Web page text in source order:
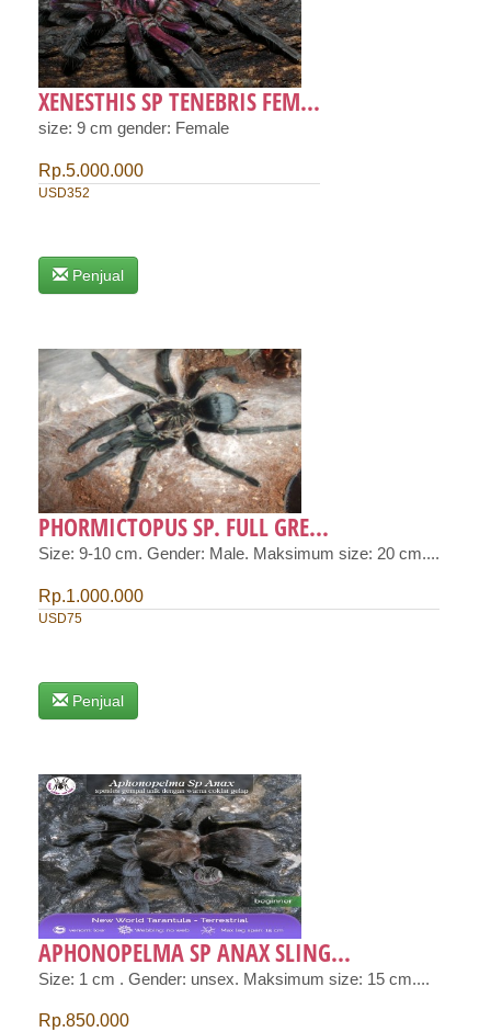
XENESTHIS SP TENEBRIS FEM...
size: 9 cm gender: Female
Rp.5.000.000
USD352
Penjual
PHORMICTOPUS SP. FULL GRE...
Size: 9-10 cm. Gender: Male. Maksimum size: 20 cm....
Rp.1.000.000
USD75
Penjual
APHONOPELMA SP ANAX SLING...
Size: 1 cm . Gender: unsex. Maksimum size: 15 cm....
Rp.850.000